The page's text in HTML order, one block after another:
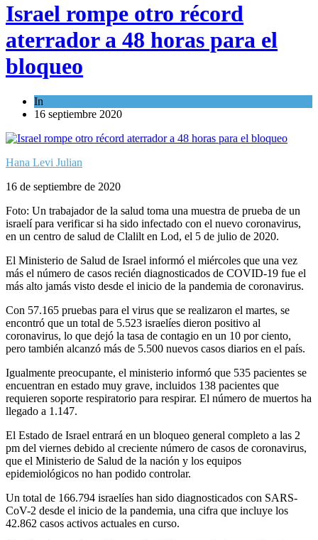
Israel rompe otro récord
aterrador a 48 horas para el
bloqueo
In
16 septiembre 2020
Hana Levi Julian
16 de septiembre de 2020
Foto: Un trabajador de la salud toma una muestra de prueba de un
israelí para verificar si ha sido infectado con el nuevo coronavirus,
en un centro de salud de Clalilt en Lod, el 5 de julio de 2020.
El Ministerio de Salud de Israel informó el miércoles que una vez
más el número de casos recién diagnosticados de COVID-19 fue el
más alto jamás visto desde el inicio de la pandemia de coronavirus.
Con 57.165 pruebas para el virus que se realizaron el martes, se
encontró que un total de 5.523 israelíes dieron positivo al
coronavirus, lo que dejó la tasa de contagio en un 10 por ciento,
pero también alcanzó más de 5.500 nuevos casos diarios en el país.
Igualmente preocupante, el ministerio informó que 535 pacientes se
encuentran en estado muy grave, incluidos 138 pacientes que
requieren soporte respiratorio para respirar. El número de muertos ha
llegado a 1.147.
El Estado de Israel entrará en un bloqueo general completo a las 2
pm del viernes debido al creciente número de casos de coronavirus,
que el Ministerio de Salud de la nación y los equipos
epidemiológicos no han podido controlar.
Un total de 166.794 israelíes han sido diagnosticados con SARS-
CoV-2 desde el inicio de la pandemia, una cifra que incluye los
42.862 casos activos actuales en curso.